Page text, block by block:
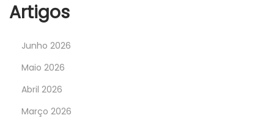
Artigos
Junho 2026
Maio 2026
Abril 2026
Março 2026